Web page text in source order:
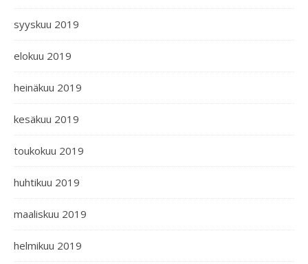
syyskuu 2019
elokuu 2019
heinäkuu 2019
kesäkuu 2019
toukokuu 2019
huhtikuu 2019
maaliskuu 2019
helmikuu 2019